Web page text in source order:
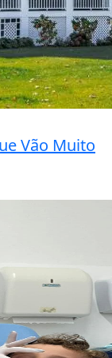
Vão Muito